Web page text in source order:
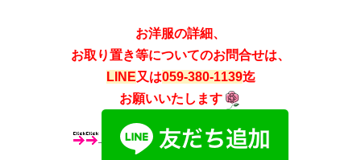
お洋服の詳細、
お取り置き等についてのお問合せは、
LINE又は059-380-1139迄
お願いいたします